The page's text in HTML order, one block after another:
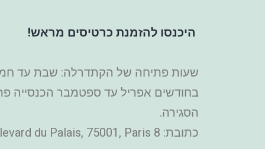
היכנסו להזמנת כרטיסים מראש!
הסגירה.
כתובת: 8 Boulevard du Palais, 75001, Paris.